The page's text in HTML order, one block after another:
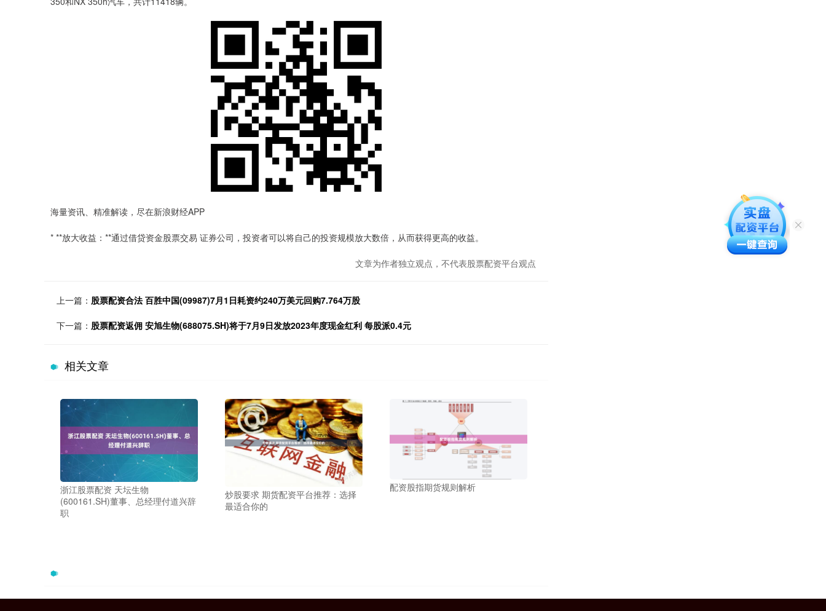
海量资讯、精准解读，尽在新浪财经APP
* **放大收益：**通过借贷资金股票交易 证券公司，投资者可以将自己的投资规模放大数倍，从而获得更高的收益。
文章为作者独立观点，不代表股票配资平台观点
上一篇： 股票配资合法 百胜中国(09987)7月1日耗资约240万美元回购7.764万股
下一篇： 股票配资返佣 安旭生物(688075.SH)将于7月9日发放2023年度现金红利 每股派0.4元
相关文章
浙江股票配资 天坛生物
(600161.SH)董事、总经理付道兴辞
职
炒股要求 期货配资平台推荐：选择
最适合你的
配资股指期货规则解析